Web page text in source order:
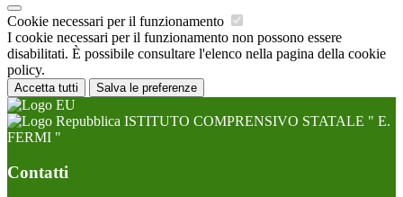
Cookie necessari per il funzionamento
I cookie necessari per il funzionamento non possono essere
disabilitati. È possibile consultare l'elenco nella pagina della cookie
policy.
Accetta tutti Salva le preferenze
ISTITUTO COMPRENSIVO STATALE " E.
FERMI "
Contatti